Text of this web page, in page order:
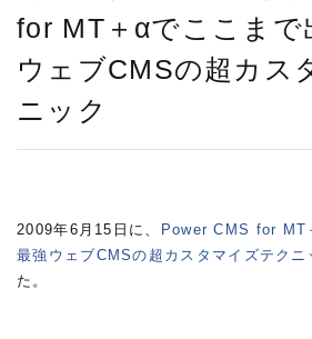
for MT＋αでここまで
ウェブCMSの超カス
ニック
2009年6月15日に、
Power CMS for MT
最強ウェブCMSの超カスタマイズテクニ
た。